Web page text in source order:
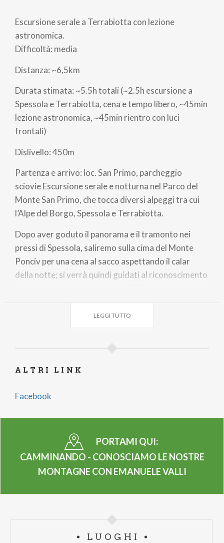
pane
Escursione serale a Terrabiotta con lezione
astronomica.
Difficoltà: media
Distanza: ~6,5km
Durata stimata: ~5.5h totali (~2.5h escursione a
Spessola e Terrabiotta, cena e tempo libero, ~45min
lezione astronomica, ~45min rientro con luci
frontali)
Dislivello: 450m
Partenza e arrivo: loc. San Primo, parcheggio
sciovie Escursione serale e notturna nel Parco del
Monte San Primo, che tocca diversi alpeggi tra cui
l’Alpe del Borgo, Spessola e Terrabiotta.
Dopo aver goduto il panorama e il tramonto nei
pressi di Spessola, saliremo sulla cima del Monte
Ponciv per una cena al sacco aspettando il calar
della notte; si verrà quindi guidati al riconoscimento
puntatore laser.
LEGGI TUTTO
ALTRI LINK
Facebook
PORTAMI QUI:
CAMMINANDO - CONOSCIAMO LE NOSTRE
MONTAGNE CON EMANUELE VALLI
LUOGHI